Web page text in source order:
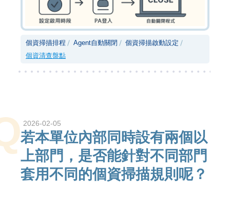
個資掃描排程 Agent自動關閉
個資掃描啟動設定
個資清查盤點
2026-02-05
若本單位內部同時設有兩個以
上部門，是否能針對不同部門
套用不同的個資掃描規則呢？